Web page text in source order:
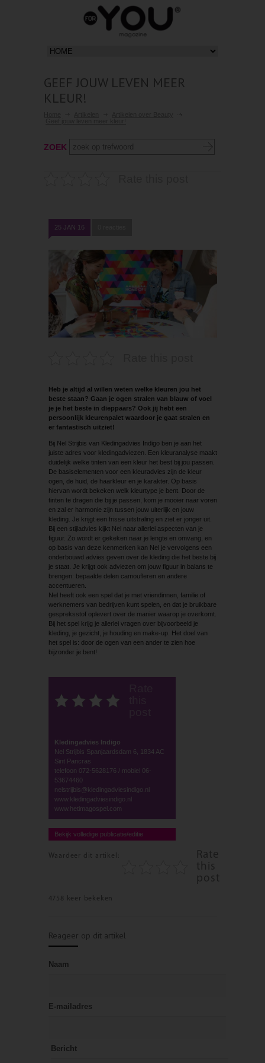
GEEF JOUW LEVEN MEER
KLEUR!
ZOEK
25 JAN 16
Heb je altijd al willen weten welke kleuren jou het
beste staan? Gaan je ogen stralen van blauw of voel
je je het beste in dieppaars? Ook jij hebt een
persoonlijk kleurenpalet waardoor je gaat stralen en
er fantastisch uitziet!
Bij Nel Strijbis van Kledingadvies Indigo ben je aan het
juiste adres voor kledingadviezen. Een kleuranalyse maakt
duidelijk welke tinten van een kleur het best bij jou passen.
De basiselementen voor een kleuradvies zijn de kleur
ogen, de huid, de haarkleur en je karakter. Op basis
hiervan wordt bekeken welk kleurtype je bent. Door de
tinten te dragen die bij je passen, kom je mooier naar voren
en zal er harmonie zijn tussen jouw uiterlijk en jouw
kleding. Je krijgt een frisse uitstraling en ziet er jonger uit.
Bij een stijladvies kijkt Nel naar allerlei aspecten van je
figuur. Zo wordt er gekeken naar je lengte en omvang, en
op basis van deze kenmerken kan Nel je vervolgens een
onderbouwd advies geven over de kleding die het beste bij
je staat. Je krijgt ook adviezen om jouw figuur in balans te
brengen: bepaalde delen camoufleren en andere
accentueren.
Nel heeft ook een spel dat je met vriendinnen, familie of
werknemers van bedrijven kunt spelen, en dat je bruikbare
gespreksstof oplevert over de manier waarop je overkomt.
Bij het spel krijg je allerlei vragen over bijvoorbeeld je
kleding, je gezicht, je houding en make-up. Het doel van
het spel is: door de ogen van een ander te zien hoe
bijzonder je bent!
Kledingadvies Indigo
Nel Strijbis Spanjaardsdam 6, 1834 AC
Sint Pancras
telefoon 072-5628176 / mobiel 06-
53674460
nelstrijbis@kledingadviesindigo.nl
www.kledingadviesindigo.nl
www.hetimagospel.com
Bekijk volledige publicatie/editie
Waardeer dit artikel:
Rate
this
post
4758 keer bekeken
Reageer op dit artikel
Naam
E-mailadres
Bericht